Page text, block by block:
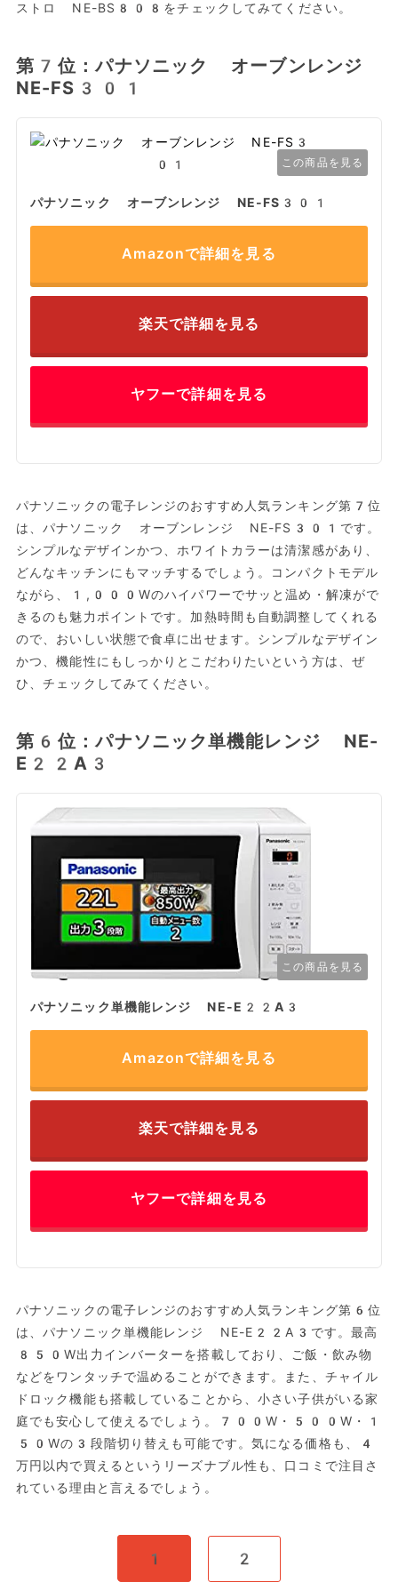
ストロ NE-BS808をチェックしてみてください。
第7位：パナソニック オーブンレンジ
NE-FS301
この商品を見る
パナソニック オーブンレンジ NE-FS301
Amazonで詳細を見る
楽天で詳細を見る
ヤフーで詳細を見る
パナソニックの電子レンジのおすすめ人気ランキング第7位
は、パナソニック オーブンレンジ NE-FS301です。
シンプルなデザインかつ、ホワイトカラーは清潔感があり、
どんなキッチンにもマッチするでしょう。コンパクトモデル
ながら、1,000Wのハイパワーでサッと温め・解凍がで
きるのも魅力ポイントです。加熱時間も自動調整してくれる
ので、おいしい状態で食卓に出せます。シンプルなデザイン
かつ、機能性にもしっかりとこだわりたいという方は、ぜ
ひ、チェックしてみてください。
第6位：パナソニック単機能レンジ NE-
E22A3
この商品を見る
パナソニック単機能レンジ NE-E22A3
Amazonで詳細を見る
楽天で詳細を見る
ヤフーで詳細を見る
パナソニックの電子レンジのおすすめ人気ランキング第6位
は、パナソニック単機能レンジ NE-E22A3です。最高
850W出力インバーターを搭載しており、ご飯・飲み物
などをワンタッチで温めることができます。また、チャイル
ドロック機能も搭載していることから、小さい子供がいる家
庭でも安心して使えるでしょう。700W・500W・1
50Wの3段階切り替えも可能です。気になる価格も、4
万円以内で買えるというリーズナブル性も、口コミで注目さ
れている理由と言えるでしょう。
1 2